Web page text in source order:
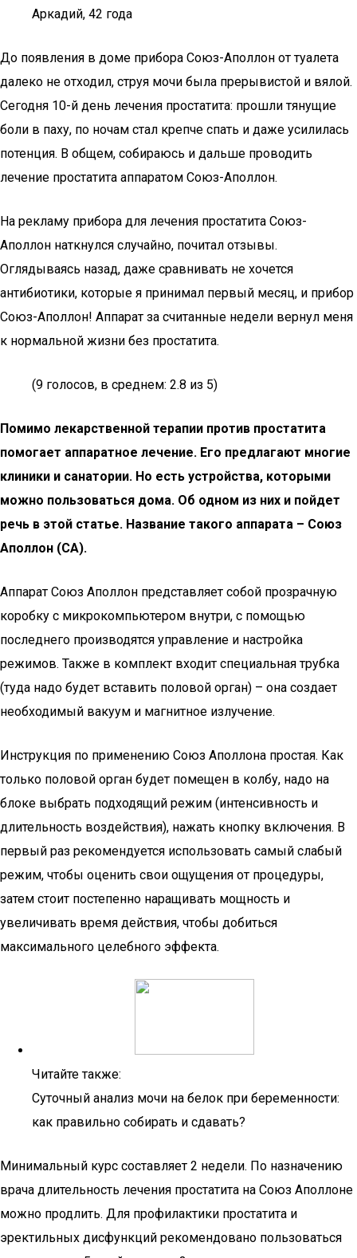
Аркадий, 42 года
До появления в доме прибора Союз-Аполлон от туалета
далеко не отходил, струя мочи была прерывистой и вялой.
Сегодня 10-й день лечения простатита: прошли тянущие
боли в паху, по ночам стал крепче спать и даже усилилась
потенция. В общем, собираюсь и дальше проводить
лечение простатита аппаратом Союз-Аполлон.
На рекламу прибора для лечения простатита Союз-
Аполлон наткнулся случайно, почитал отзывы.
Оглядываясь назад, даже сравнивать не хочется
антибиотики, которые я принимал первый месяц, и прибор
Союз-Аполлон! Аппарат за считанные недели вернул меня
к нормальной жизни без простатита.
(9 голосов, в среднем: 2.8 из 5)
Помимо лекарственной терапии против простатита
помогает аппаратное лечение. Его предлагают многие
клиники и санатории. Но есть устройства, которыми
можно пользоваться дома. Об одном из них и пойдет
речь в этой статье. Название такого аппарата – Союз
Аполлон (СА).
Аппарат Союз Аполлон представляет собой прозрачную
коробку с микрокомпьютером внутри, с помощью
последнего производятся управление и настройка
режимов. Также в комплект входит специальная трубка
(туда надо будет вставить половой орган) – она создает
необходимый вакуум и магнитное излучение.
Инструкция по применению Союз Аполлона простая. Как
только половой орган будет помещен в колбу, надо на
блоке выбрать подходящий режим (интенсивность и
длительность воздействия), нажать кнопку включения. В
первый раз рекомендуется использовать самый слабый
режим, чтобы оценить свои ощущения от процедуры,
затем стоит постепенно наращивать мощность и
увеличивать время действия, чтобы добиться
максимального целебного эффекта.
Читайте также:
Суточный анализ мочи на белок при беременности:
как правильно собирать и сдавать?
Минимальный курс составляет 2 недели. По назначению
врача длительность лечения простатита на Союз Аполлоне
можно продлить. Для профилактики простатита и
эректильных дисфункций рекомендовано пользоваться